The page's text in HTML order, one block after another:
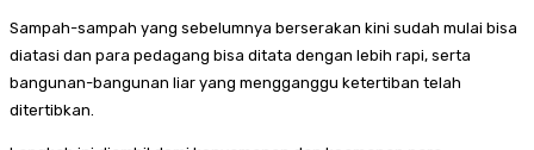
Sampah-sampah yang sebelumnya berserakan kini sudah mulai bisa
diatasi dan para pedagang bisa ditata dengan lebih rapi, serta
bangunan-bangunan liar yang mengganggu ketertiban telah
ditertibkan.